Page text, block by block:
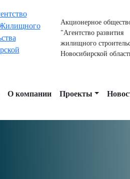
Акционерное
"Агентство развития
жилищного
Новосибирской
О компании Проекты